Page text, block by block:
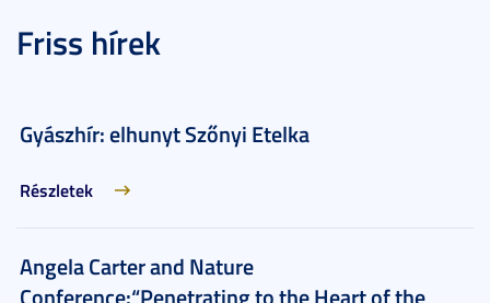
Friss hírek
Gyászhír: elhunyt Szőnyi Etelka
Részletek
Angela Carter and Nature
Conference:“Penetrating to the Heart of the